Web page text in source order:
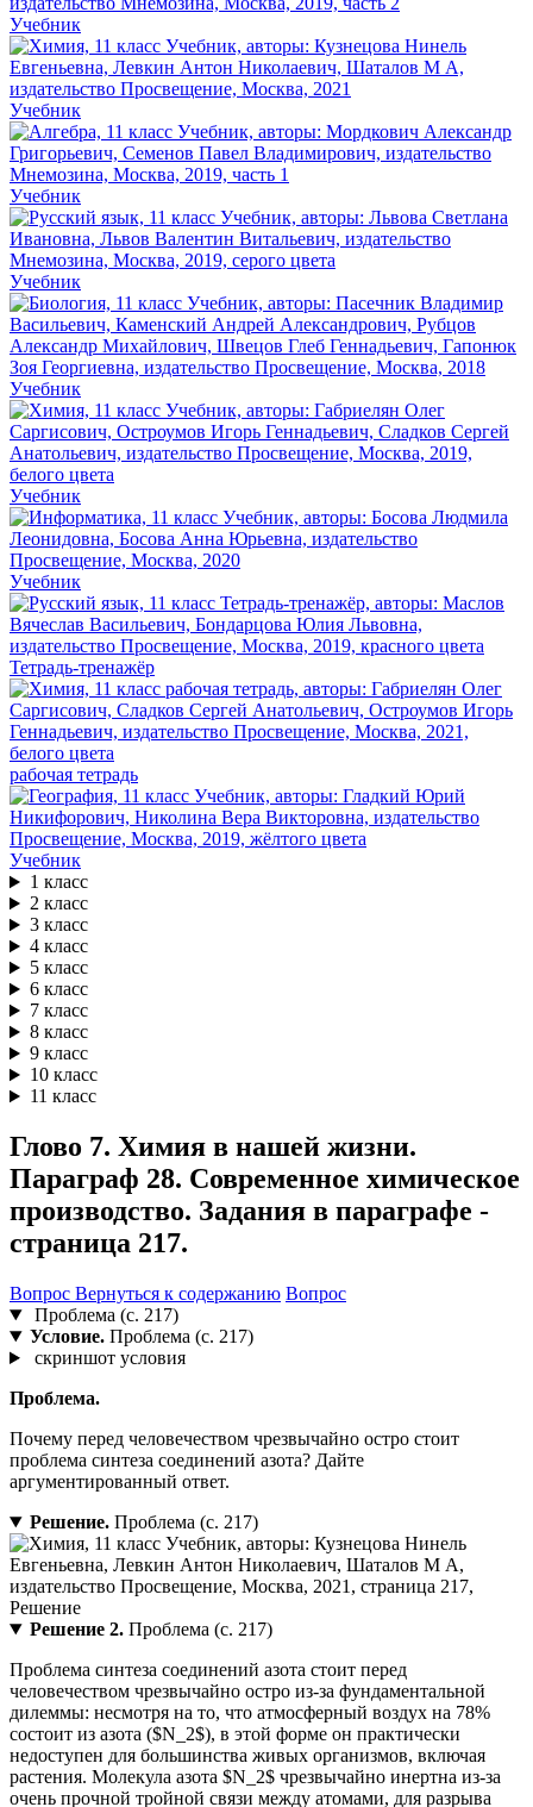
Учебник
Учебник
Учебник
Учебник
Учебник
Учебник
Учебник
Тетрадь-тренажёр
рабочая тетрадь
Учебник
1 класс
2 класс
3 класс
4 класс
5 класс
6 класс
7 класс
8 класс
9 класс
10 класс
11 класс
Глово 7. Химия в нашей жизни.
Параграф 28. Современное химическое
производство. Задания в параграфе -
страница 217.
Вопрос Вернуться к содержанию Вопрос
Проблема (с. 217)
Условие.Проблема (с. 217)
скриншот условия
Проблема.
Почему перед человечеством чрезвычайно остро стоит
проблема синтеза соединений азота? Дайте
аргументированный ответ.
Решение.Проблема (с. 217)
Решение 2.Проблема (с. 217)
Проблема синтеза соединений азота стоит перед
человечеством чрезвычайно остро из-за фундаментальной
дилеммы: несмотря на то, что атмосферный воздух на 78%
состоит из азота ($N_2$), в этой форме он практически
недоступен для большинства живых организмов, включая
растения. Молекула азота $N_2$ чрезвычайно инертна из-за
очень прочной тройной связи между атомами, для разрыва